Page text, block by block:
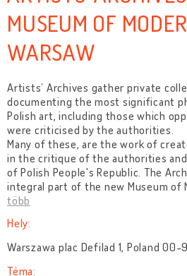
MUSEUM OF
WARSAW
Artists’ Archives gather private
documenting the most significant
Polish art, including those which
were criticised by the authorities.
Many of these, are the work of
in the critique of the authorities
of Polish People's Republic. The
integral part of the new Museum of
több
Hely:
Warszawa plac Defilad 1, Poland 00-
Téma: